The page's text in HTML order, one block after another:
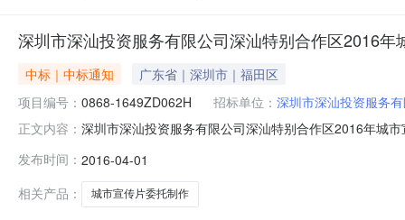
深圳市深汕投资服务有限公司深汕特别合作区2016
中标｜中标通知
广东省｜深圳市｜福田区
项目编号： 0868-1649ZD062H 招标单位： 深圳市深汕投资服务
正文内容： 深圳市深汕投资服务有限公司深汕特别合作区2016年城
日评标委员会成员名单吴立志,徐颜民,顾严华,候微,邹呈
发布时间： 2016-04-01
相关产品：
城市宣传片委托制作